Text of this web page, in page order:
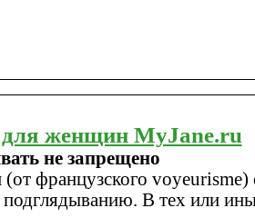
женщин MyJane.ru
не запрещено
французского voyeurisme)
подглядыванию. В тех или